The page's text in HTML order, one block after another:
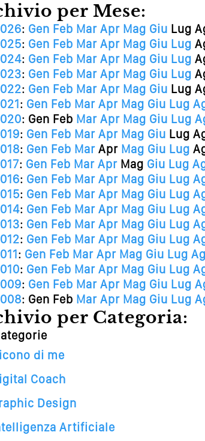
per Mese:
2026: Gen Feb Mar Apr Mag Giu Lug
2025: Gen Feb Mar Apr Mag Giu Lug
2024: Gen Feb Mar Apr Mag Giu Lug
2023: Gen Feb Mar Apr Mag Giu Lug
2022: Gen Feb Mar Apr Mag Giu Lug
2021: Gen Feb Mar Apr Mag Giu Lug
2020: Gen Feb Mar Apr Mag Giu Lug
2019: Gen Feb Mar Apr Mag Giu Lug
2018: Gen Feb Mar Apr Mag Giu Lug
2017: Gen Feb Mar Apr Mag Giu Lug
2016: Gen Feb Mar Apr Mag Giu Lug
2015: Gen Feb Mar Apr Mag Giu Lug
2014: Gen Feb Mar Apr Mag Giu Lug
2013: Gen Feb Mar Apr Mag Giu Lug
2012: Gen Feb Mar Apr Mag Giu Lug
2011: Gen Feb Mar Apr Mag Giu Lug
2010: Gen Feb Mar Apr Mag Giu Lug
2009: Gen Feb Mar Apr Mag Giu Lug
2008: Gen Feb Mar Apr Mag Giu Lug
per Categoria:
Categorie
Dicono di me
Digital Coach
Design
Artificiale